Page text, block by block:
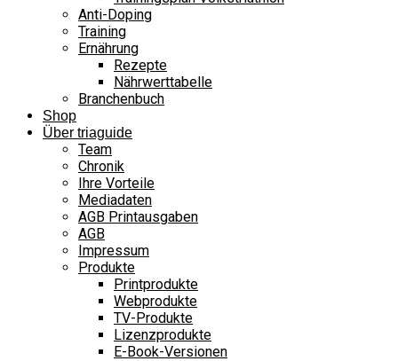
Anti-Doping
Training
Ernährung
Rezepte
Nährwerttabelle
Branchenbuch
Shop
Über triaguide
Team
Chronik
Ihre Vorteile
Mediadaten
AGB Printausgaben
AGB
Impressum
Produkte
Printprodukte
Webprodukte
TV-Produkte
Lizenzprodukte
E-Book-Versionen